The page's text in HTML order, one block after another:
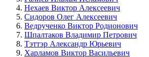
Нехаев Виктор Алексеевич
Сидоров Олег Алексеевич
Ведрученко Виктор Родионович
Шпалтаков Владимир Петрович
Тэттэр Александр Юрьевич
Харламов Виктор Васильевич